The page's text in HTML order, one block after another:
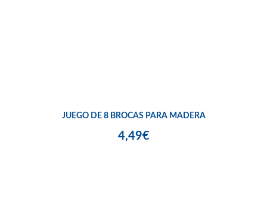
JUEGO DE 8 BROCAS PARA MADERA
4,49€